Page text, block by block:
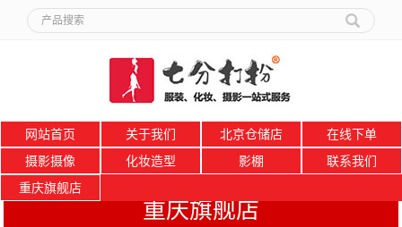
网站首页 关于我们 北京仓储店
在线下单
摄影摄像
化妆造型 影棚
联系我们
重庆旗舰店
重庆旗舰店